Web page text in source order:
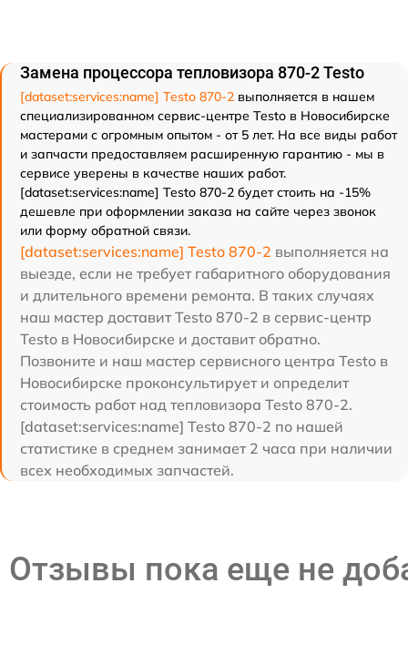
Замена процессора тепловизора 870-2 Testo
[dataset:services:name] Testo 870-2 выполняется в нашем
специализированном сервис-центре Testo в Новосибирске
мастерами с огромным опытом - от 5 лет. На все виды работ
и запчасти предоставляем расширенную гарантию - мы в
сервисе уверены в качестве наших работ.
[dataset:services:name] Testo 870-2 будет стоить на -15%
дешевле при оформлении заказа на сайте через звонок
или форму обратной связи.
[dataset:services:name] Testo 870-2 выполняется на
выезде, если не требует габаритного оборудования
и длительного времени ремонта. В таких случаях
наш мастер доставит Testo 870-2 в сервис-центр
Testo в Новосибирске и доставит обратно.
Позвоните и наш мастер сервисного центра Testo в
Новосибирске проконсультирует и определит
стоимость работ над тепловизора Testo 870-2.
[dataset:services:name] Testo 870-2 по нашей
статистике в среднем занимает 2 часа при наличии
всех необходимых запчастей.
Отзывы пока еще не